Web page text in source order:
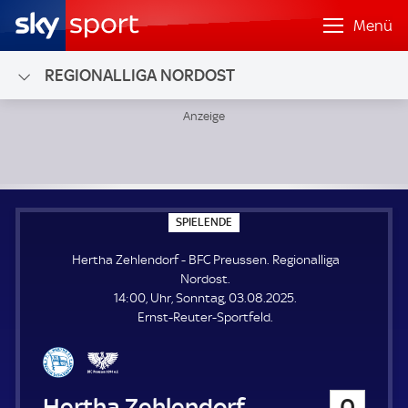
Menü
REGIONALLIGA NORDOST
SPIELENDE
P
E
N
E
Hertha Zehlendorf - BFC Preussen. Regionalliga
Nordost.
14:00, Uhr, Sonntag, 03.08.2025.
Ernst-Reuter-Sportfeld.